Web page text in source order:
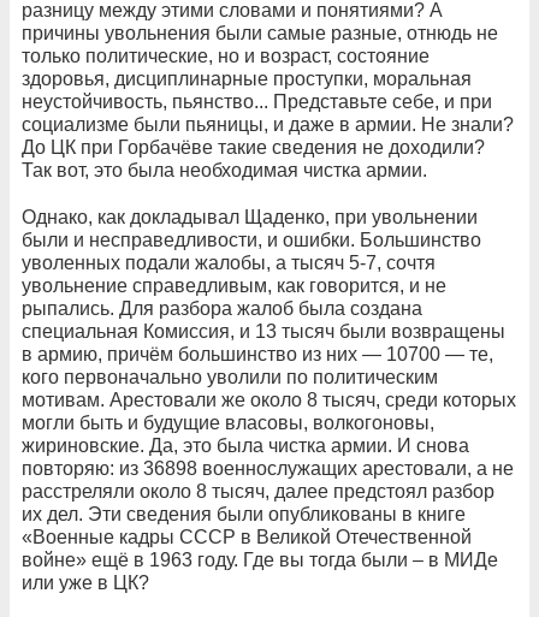
разницу между этими словами и понятиями? А
причины увольнения были самые разные, отнюдь не
только политические, но и возраст, состояние
здоровья, дисциплинарные проступки, моральная
неустойчивость, пьянство... Представьте себе, и при
социализме были пьяницы, и даже в армии. Не знали?
До ЦК при Горбачёве такие сведения не доходили?
Так вот, это была необходимая чистка армии.
Однако, как докладывал Щаденко, при увольнении
были и несправедливости, и ошибки. Большинство
уволенных подали жалобы, а тысяч 5-7, сочтя
увольнение справедливым, как говорится, и не
рыпались. Для разбора жалоб была создана
специальная Комиссия, и 13 тысяч были возвращены
в армию, причём большинство из них — 10700 — те,
кого первоначально уволили по политическим
мотивам. Арестовали же около 8 тысяч, среди которых
могли быть и будущие власовы, волкогоновы,
жириновские. Да, это была чистка армии. И снова
повторяю: из 36898 военнослужащих арестовали, а не
расстреляли около 8 тысяч, далее предстоял разбор
их дел. Эти сведения были опубликованы в книге
«Военные кадры СССР в Великой Отечественной
войне» ещё в 1963 году. Где вы тогда были – в МИДе
или уже в ЦК?